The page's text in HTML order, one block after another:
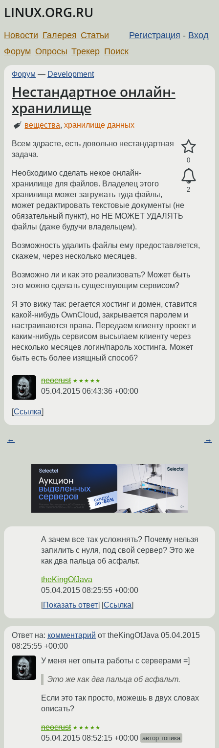
LINUX.ORG.RU
Регистрация - Вход
Новости Галерея Статьи
Форум Опросы Трекер Поиск
Форум — Development
Нестандартное онлайн-
хранилище
вещества,хранилище данных
0
2
Всем здрасте, есть довольно нестандартная
задача.
Необходимо сделать некое онлайн-
хранилище для файлов. Владелец этого
хранилища может загружать туда файлы,
может редактировать текстовые документы (не
обязательный пункт), но НЕ МОЖЕТ УДАЛЯТЬ
файлы (даже будучи владельцем).
Возможность удалить файлы ему предоставляется,
скажем, через несколько месяцев.
Возможно ли и как это реализовать? Может быть
это можно сделать существующим сервисом?
Я это вижу так: регается хостинг и домен, ставится
какой-нибудь OwnCloud, закрывается паролем и
настраиваются права. Передаем клиенту проект и
каким-нибудь сервисом высылаем клиенту через
несколько месяцев логин/пароль хостинга. Может
быть есть более изящный способ?
neocrust ★★★★★
05.04.2015 06:43:36 +00:00
Ссылка
← →
А зачем все так усложнять? Почему нельзя
запилить с нуля, под свой сервер? Это же
как два пальца об асфальт.
theKingOfJava
05.04.2015 08:25:55 +00:00
Показать ответ
Ссылка
Ответ на: комментарий от theKingOfJava 05.04.2015
08:25:55 +00:00
У меня нет опыта работы с серверами =]
Это же как два пальца об асфальт.
Если это так просто, можешь в двух словах
описать?
neocrust ★★★★★
05.04.2015 08:52:15 +00:00 автор топика